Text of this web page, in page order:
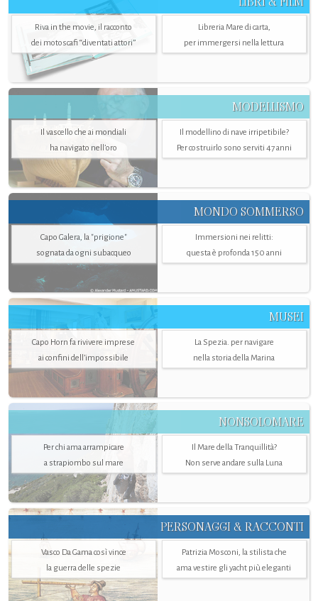
Riva in the movie, il racconto
dei motoscafi “diventati attori”
Libreria Mare di carta,
per immergersi nella lettura
MODELLISMO
Il vascello che ai mondiali
ha navigato nell’oro
Il modellino di nave irripetibile?
Per costruirlo sono serviti 47 anni
MONDO SOMMERSO
Capo Galera, la "prigione"
sognata da ogni subacqueo
Immersioni nei relitti:
questa è profonda 150 anni
MUSEI
Capo Horn fa rivivere imprese
ai confini dell’impossibile
La Spezia. per navigare
nella storia della Marina
NONSOLOMARE
Per chi ama arrampicare
a strapiombo sul mare
Il Mare della Tranquillità?
Non serve andare sulla Luna
PERSONAGGI & RACCONTI
Vasco Da Gama così vince
la guerra delle spezie
Patrizia Mosconi, la stilista che
ama vestire gli yacht più eleganti